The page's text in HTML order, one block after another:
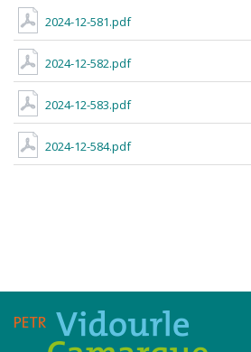
2024-12-581.pdf
2024-12-582.pdf
2024-12-583.pdf
2024-12-584.pdf